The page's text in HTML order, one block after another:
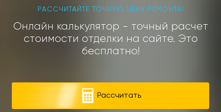
РАССЧИТАЙТЕ ТОЧНУЮ ЦЕНУ РЕМОНТА!
Онлайн калькулятор - точный расчет
стоимости отделки на сайте. Это
бесплатно!
Рассчитать